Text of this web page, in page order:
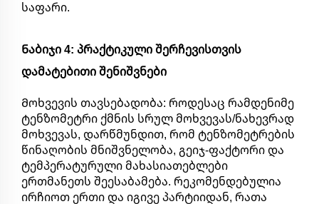
საფარი.
Ნაბიჯი 4: პრაქტიკული შერჩევისთვის
დამატებითი შენიშვნები
Მოხვევის თავსებადობა: როდესაც რამდენიმე
ტენზომეტრი ქმნის სრულ მოხვევას/ნახევრად
მოხვევას, დარწმუნდით, რომ ტენზომეტრების
წინაღობის მნიშვნელობა, გეიჯ-ფაქტორი და
ტემპერატურული მახასიათებლები
ერთმანეთს შეესაბამება. რეკომენდებულია
ირჩიოთ ერთი და იგივე პარტიიდან, რათა